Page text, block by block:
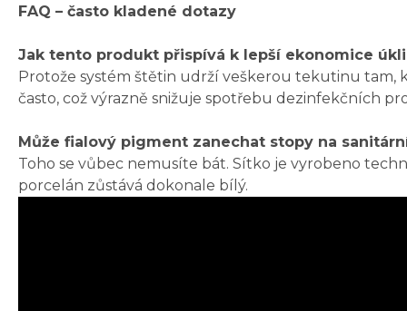
FAQ – často kladené dotazy
Jak tento produkt přispívá k lepší ekonomice
Protože systém štětin udrží veškerou tekutinu tam,
často, což výrazně snižuje spotřebu dezinfekčních
Může fialový pigment zanechat stopy na
Toho se vůbec nemusíte bát. Sítko je vyrobeno
porcelán zůstává dokonale bílý.